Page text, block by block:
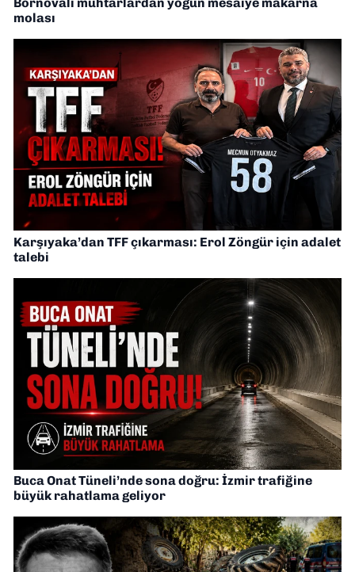
molası
Karşıyaka’dan TFF çıkarması: Erol Zöngür için adalet
talebi
Buca Onat Tüneli’nde sona doğru: İzmir trafiğine
büyük rahatlama geliyor